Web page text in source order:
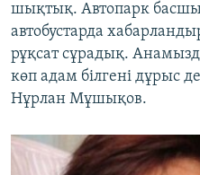
шықтық. Автопарк
автобустарда
рұқсат сұрадық.
көп адам білгені дұрыс
Нұрлан Мұшықов.